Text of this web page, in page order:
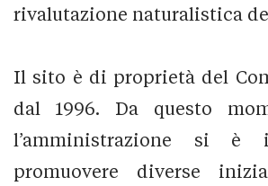
rivalutazione naturalistica
Il sito è di proprietà del
dal 1996. Da questo
l’amministrazione si è
promuovere diverse